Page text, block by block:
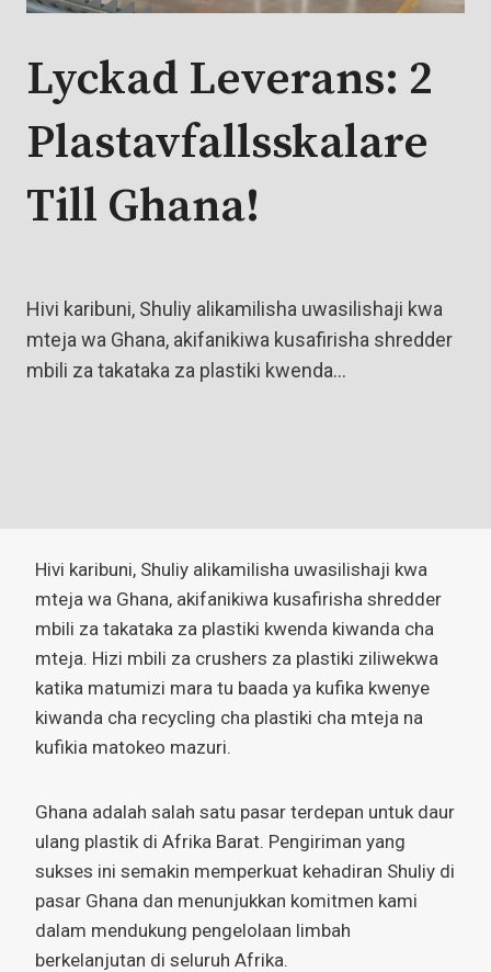
Lyckad Leverans: 2
Plastavfallsskalare
Till Ghana!
Hivi karibuni, Shuliy alikamilisha uwasilishaji kwa
mteja wa Ghana, akifanikiwa kusafirisha shredder
mbili za takataka za plastiki kwenda…
Hivi karibuni, Shuliy alikamilisha uwasilishaji kwa
mteja wa Ghana, akifanikiwa kusafirisha shredder
mbili za takataka za plastiki kwenda kiwanda cha
mteja. Hizi mbili za crushers za plastiki ziliwekwa
katika matumizi mara tu baada ya kufika kwenye
kiwanda cha recycling cha plastiki cha mteja na
kufikia matokeo mazuri.
Ghana adalah salah satu pasar terdepan untuk daur
ulang plastik di Afrika Barat. Pengiriman yang
sukses ini semakin memperkuat kehadiran Shuliy di
pasar Ghana dan menunjukkan komitmen kami
dalam mendukung pengelolaan limbah
berkelanjutan di seluruh Afrika.